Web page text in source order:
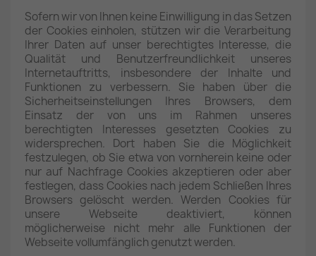
Sofern wir von Ihnen keine Einwilligung in das Setzen
der Cookies einholen, stützen wir die Verarbeitung
Ihrer Daten auf unser berechtigtes Interesse, die
Qualität und Benutzerfreundlichkeit unseres
Internetauftritts, insbesondere der Inhalte und
Funktionen zu verbessern. Sie haben über die
Sicherheitseinstellungen Ihres Browsers, dem
Einsatz der von uns im Rahmen unseres
berechtigten Interesses gesetzten Cookies zu
widersprechen. Dort haben Sie die Möglichkeit
festzulegen, ob Sie etwa von vornherein keine oder
nur auf Nachfrage Cookies akzeptieren oder aber
festlegen, dass Cookies nach jedem Schließen Ihres
Browsers gelöscht werden. Werden Cookies für
unsere Webseite deaktiviert, können
möglicherweise nicht mehr alle Funktionen der
Webseite vollumfänglich genutzt werden.